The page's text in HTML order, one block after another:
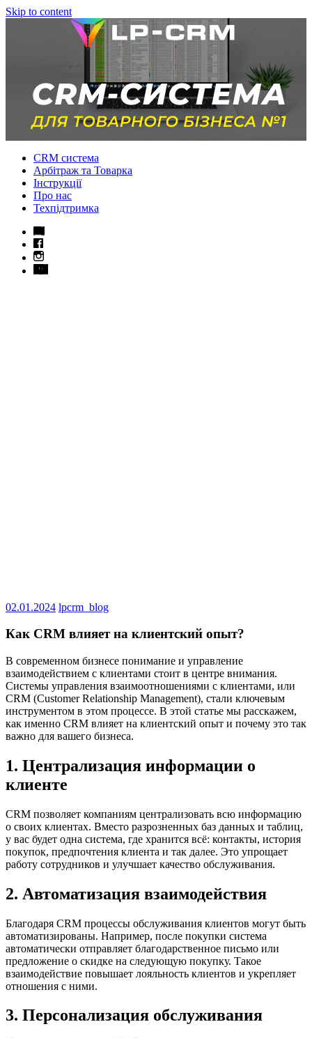
Skip to content
CRM система
Арбітраж та Товарка
Інструкції
Про нас
Техпідтримка
02.01.2024 lpcrm_blog
Как CRM влияет на клиентский опыт?
В современном бизнесе понимание и управление
взаимодействием с клиентами стоит в центре внимания.
Системы управления взаимоотношениями с клиентами, или
CRM (Customer Relationship Management), стали ключевым
инструментом в этом процессе. В этой статье мы расскажем,
как именно CRM влияет на клиентский опыт и почему это так
важно для вашего бизнеса.
1. Централизация информации о
клиенте
CRM позволяет компаниям централизовать всю информацию
о своих клиентах. Вместо разрозненных баз данных и таблиц,
у вас будет одна система, где хранится всё: контакты, история
покупок, предпочтения клиента и так далее. Это упрощает
работу сотрудников и улучшает качество обслуживания.
2. Автоматизация взаимодействия
Благодаря CRM процессы обслуживания клиентов могут быть
автоматизированы. Например, после покупки система
автоматически отправляет благодарственное письмо или
предложение о скидке на следующую покупку. Такое
взаимодействие повышает лояльность клиентов и укрепляет
отношения с ними.
3. Персонализация обслуживания